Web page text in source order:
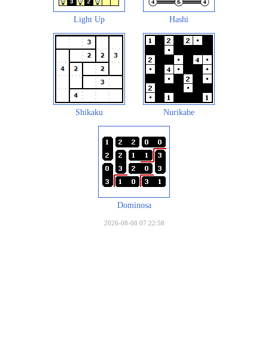
Light Up Hashi
Shikaku Nurikabe
Dominosa
2026-08-08 07:22:58